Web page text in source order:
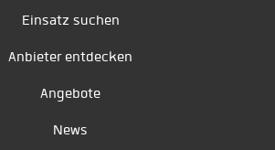
Einsatz suchen
Anbieter entdecken
Angebote
News